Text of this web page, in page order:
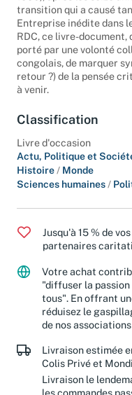
1990), après les seize
transition qui a causé
Entreprise inédite dans
RDC, ce livre-document,
porté par une volonté
congolais, de marquer
retour ?) de la pensée
Classification
Livre d'occasion
Actu, Politique et Société
Histoire/ Monde
Jusqu'à 15 % de
partenaires
Votre achat
"diffuser la passion
tous". En offrant
réduisez le
de nos
Livraison estimée
Colis Privé et
Livraison le